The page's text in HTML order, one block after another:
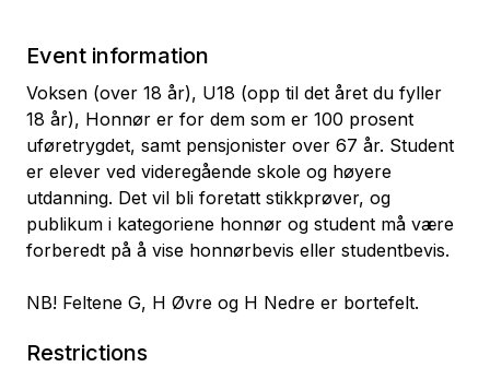
Event information
Voksen (over 18 år), U18 (opp til det året du fyller
18 år), Honnør er for dem som er 100 prosent
uføretrygdet, samt pensjonister over 67 år. Student
er elever ved videregående skole og høyere
utdanning. Det vil bli foretatt stikkprøver, og
publikum i kategoriene honnør og student må være
forberedt på å vise honnørbevis eller studentbevis.
NB! Feltene G, H Øvre og H Nedre er bortefelt.
Restrictions